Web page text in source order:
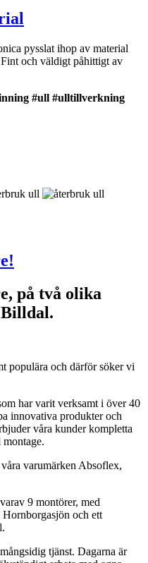
pysslat ihop av material
och väldigt påhittigt av
#ull #ulltillverkning
på två olika
populära och därför söker vi
har varit verksamt i över 40
innovativa produkter och
våra kunder kompletta
varumärken Absoflex,
9 montörer, med
och ett
tjänst. Dagarna är